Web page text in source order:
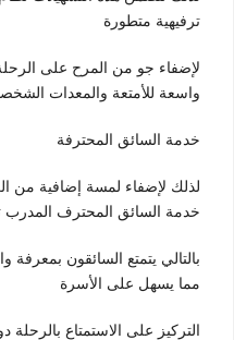
ترفيهية متطورة
لإضفاء جو من المرح على
واسعة للأمتعة والمعدات
خدمة السائق المحترفة
لذلك لإضفاء لمسة إضافية من
خدمة السائق المحترف المدرب
بالتالي يتمتع السائقون بمعرفة
مما يسهل على الأسرة
التركيز على الاستمتاع